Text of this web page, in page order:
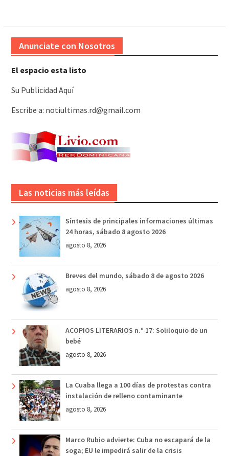
Anunciate con Nosotros
El espacio esta listo
Su Publicidad Aquí
Escribe a: notiultimas.rd@gmail.com
Las noticias más leídas
Síntesis de principales informaciones últimas
24 horas, sábado 8 agosto 2026
agosto 8, 2026
Breves del mundo, sábado 8 de agosto 2026
agosto 8, 2026
ACOPIOS LITERARIOS n.º 17: Soliloquio de un
bebé
agosto 8, 2026
La Cuaba llega a 100 días de protestas contra
instalación de relleno contaminante
agosto 8, 2026
Marco Rubio advierte: Cuba no escapará de la
soga; EU le impedirá salir de la crisis